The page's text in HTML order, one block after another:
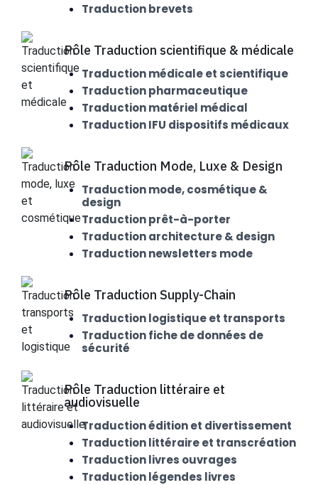
Traduction brevets
Pôle Traduction scientifique & médicale
Traduction médicale et scientifique
Traduction pharmaceutique
Traduction matériel médical
Traduction IFU dispositifs médicaux
Pôle Traduction Mode, Luxe & Design
Traduction mode, cosmétique &
design
Traduction prêt-à-porter
Traduction architecture & design
Traduction newsletters mode
Pôle Traduction Supply-Chain
Traduction logistique et transports
Traduction fiche de données de
sécurité
Pôle Traduction littéraire et
audiovisuelle
Traduction édition et divertissement
Traduction littéraire et transcréation
Traduction livres ouvrages
Traduction légendes livres